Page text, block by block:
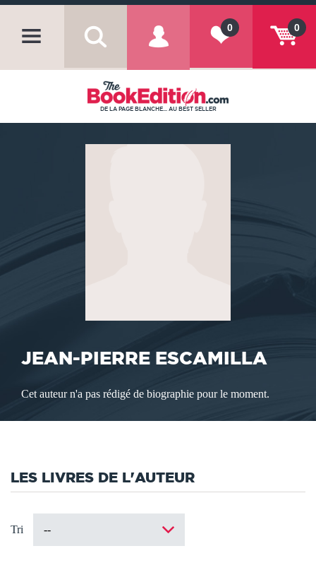
0
0
DE LA PAGE BLANCHE... AU BEST SELLER
JEAN-PIERRE ESCAMILLA
Cet auteur n'a pas rédigé de biographie pour le moment.
LES LIVRES DE L'AUTEUR
Tri